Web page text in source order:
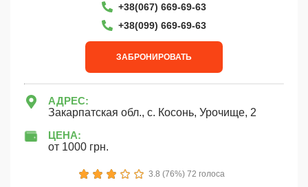
+38(067) 669-69-63
+38‎(099) 669-69-63
ЗАБРОНИРОВАТЬ
АДРЕС:
Закарпатская обл., с. Косонь, Урочище, 2
ЦЕНА:
от 1000 грн.
1 2 3 4 5 3.8 (76%) 72 голоса